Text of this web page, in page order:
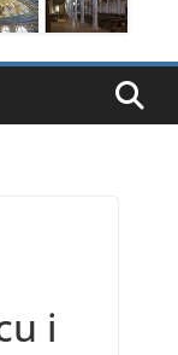
i